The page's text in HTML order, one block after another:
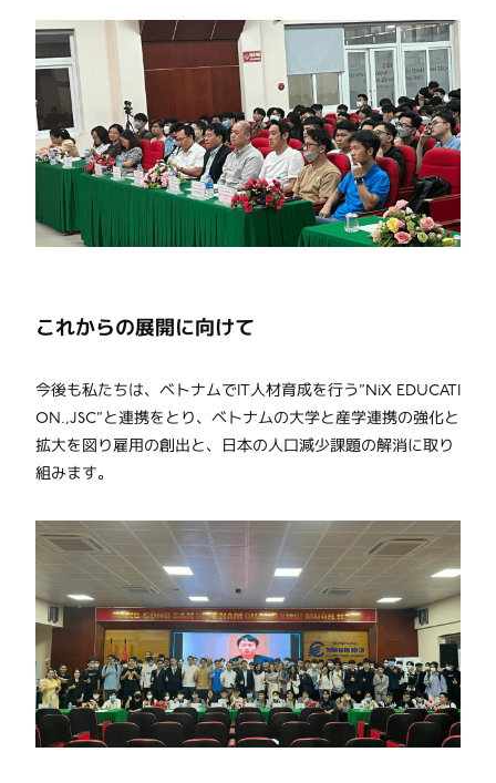
これからの展開に向けて
今後も私たちは、ベトナムでIT人材育成を行う”NiX EDUCATI
ON.,JSC”と連携をとり、ベトナムの大学と産学連携の強化と
拡大を図り雇用の創出と、日本の人口減少課題の解消に取り
組みます。